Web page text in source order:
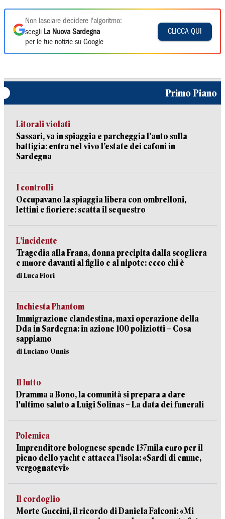
Non lasciare decidere l'algoritmo:
scegli La Nuova Sardegna
per le tue notizie su Google
CLICCA QUI
Primo Piano
Litorali violati
Sassari, va in spiaggia e parcheggia l’auto sulla
battigia: entra nel vivo l’estate dei cafoni in
Sardegna
I controlli
Occupavano la spiaggia libera con ombrelloni,
lettini e fioriere: scatta il sequestro
L’incidente
Tragedia alla Frana, donna precipita dalla scogliera
e muore davanti al figlio e al nipote: ecco chi è
di Luca Fiori
Inchiesta Phantom
Immigrazione clandestina, maxi operazione della
Dda in Sardegna: in azione 100 poliziotti – Cosa
sappiamo
di Luciano Onnis
Il lutto
Dramma a Bono, la comunità si prepara a dare
l'ultimo saluto a Luigi Solinas – La data dei funerali
Polemica
Imprenditore bolognese spende 137mila euro per il
pieno dello yacht e attacca l’isola: «Sardi di emme,
vergognatevi»
Il cordoglio
Morte Guccini, il ricordo di Daniela Falconi: «Mi